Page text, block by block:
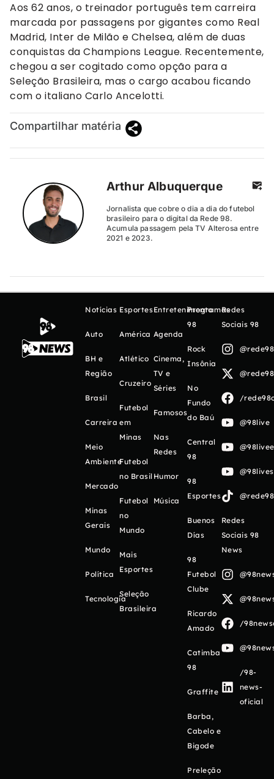
Aos 62 anos, o treinador português tem carreira
marcada por passagens por gigantes como Real
Madrid, Inter de Milão e Chelsea, além de duas
conquistas da Champions League. Recentemente,
chegou a ser cogitado como opção para a
Seleção Brasileira, mas o cargo acabou ficando
com o italiano Carlo Ancelotti.
Compartilhar matéria
Arthur Albuquerque
Jornalista que cobre o dia a dia do futebol
brasileiro para o digital da Rede 98.
Acumula passagem pela TV Alterosa entre
2021 e 2023.
Notícias
Auto
BH e
Região
Brasil
Carreira
Meio
Ambiente
Mercado
Minas
Gerais
Mundo
Política
Tecnologia
Esportes
América
Atlético
Cruzeiro
Futebol
em
Minas
Futebol
no Brasil
Futebol
no
Mundo
Mais
Esportes
Seleção
Brasileira
Entretenimento
Agenda
Cinema,
TV e
Séries
Famosos
Nas
Redes
Humor
Música
Programas
98
Rock
Insônia
No
Fundo
do Baú
Central
98
98
Esportes
Buenos
Días
98
Futebol
Clube
Ricardo
Amado
Catimba
98
Graffite
Barba,
Cabelo e
Bigode
Preleção
Redes
Sociais 98
/
@98live
Redes
Sociais 98
News
/
/98-
news-
oficial